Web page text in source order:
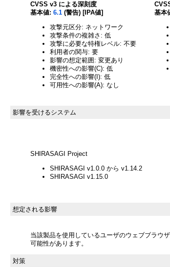
CVSS v3 による深刻度
基本値: 6.1 (警告) [IPA値]
攻撃元区分: ネットワーク
攻撃条件の複雑さ: 低
攻撃に必要な特権レベル: 不要
利用者の関与: 要
影響の想定範囲: 変更あり
機密性への影響(C): 低
完全性への影響(I): 低
可用性への影響(A): なし
基本
影響を受けるシステム
SHIRASAGI Project
SHIRASAGI v1.0.0 から v1.14.2
SHIRASAGI v1.15.0
想定される影響
当該製品を使用しているユーザのウェブブラウ
可能性があります。
対策